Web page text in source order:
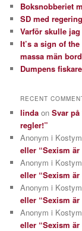
Boksnobberiet
SD med
Varför skulle
It’s a sign of
massa män
Dumpens
RECENT
linda onSvar
regler!”
Anonym i Kostym
eller “Sexism
Anonym i Kostym
eller “Sexism
Anonym i Kostym
eller “Sexism
Anonym i Kostym
eller “Sexism